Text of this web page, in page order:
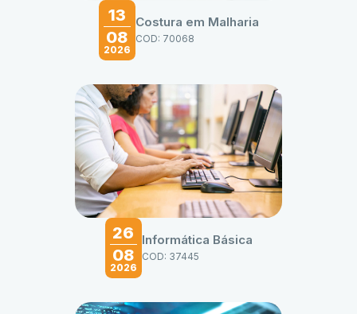
13
08
2026
Costura em Malharia
COD: 70068
26
08
2026
Informática Básica
COD: 37445